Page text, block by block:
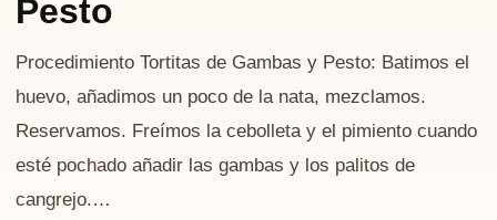
Pesto
Procedimiento Tortitas de Gambas y Pesto: Batimos el
huevo, añadimos un poco de la nata, mezclamos.
Reservamos. Freímos la cebolleta y el pimiento cuando
esté pochado añadir las gambas y los palitos de
cangrejo.…